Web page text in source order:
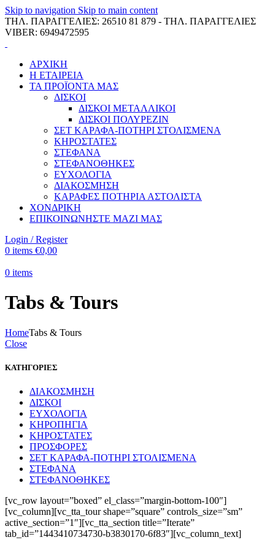
Skip to navigation Skip to main content
ΤΗΛ. ΠΑΡΑΓΓΕΛΙΕΣ: 26510 81 879 - ΤΗΛ. ΠΑΡΑΓΓΕΛΙΕΣ
VIBER: 6949472595
ΑΡΧΙΚΗ
Η ΕΤΑΙΡΕΙΑ
ΤΑ ΠΡΟΪΟΝΤΑ ΜΑΣ
ΔΙΣΚΟΙ
ΔΙΣΚΟΙ ΜΕΤΑΛΛΙΚΟΙ
ΔΙΣΚΟΙ ΠΟΛΥΡΕΖΙΝ
ΣΕΤ ΚΑΡΑΦΑ-ΠΟΤΗΡΙ ΣΤΟΛΙΣΜΕΝΑ
ΚΗΡΟΣΤΑΤΕΣ
ΣΤΕΦΑΝΑ
ΣΤΕΦΑΝΟΘΗΚΕΣ
ΕΥΧΟΛΟΓΙΑ
ΔΙΑΚΟΣΜΗΣΗ
ΚΑΡΑΦΕΣ ΠΟΤΗΡΙΑ ΑΣΤΟΛΙΣΤΑ
ΧΟΝΔΡΙΚΗ
ΕΠΙΚΟΙΝΩΝΗΣΤΕ ΜΑΖΙ ΜΑΣ
Login / Register
0 items €0,00
0 items
Tabs & Tours
HomeTabs & Tours
Close
ΚΑΤΗΓΟΡΙΕΣ
ΔΙΑΚΟΣΜΗΣΗ
ΔΙΣΚΟΙ
ΕΥΧΟΛΟΓΙΑ
ΚΗΡΟΠΗΓΙΑ
ΚΗΡΟΣΤΑΤΕΣ
ΠΡΟΣΦΟΡΕΣ
ΣΕΤ ΚΑΡΑΦΑ-ΠΟΤΗΡΙ ΣΤΟΛΙΣΜΕΝΑ
ΣΤΕΦΑΝΑ
ΣΤΕΦΑΝΟΘΗΚΕΣ
[vc_row layout=”boxed” el_class=”margin-bottom-100″]
[vc_column][vc_tta_tour shape=”square” controls_size=”sm”
active_section=”1″][vc_tta_section title=”Iterate”
tab_id=”1443410734730-b3830170-6f83″][vc_column_text]